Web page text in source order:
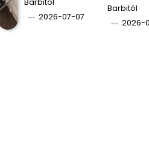
Barbitól
2026-07-07
Barbitól
2026-